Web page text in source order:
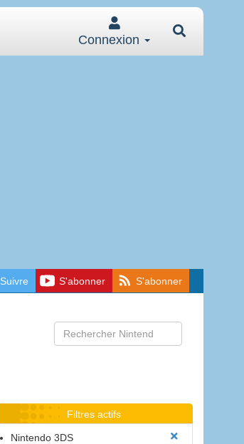
Connexion
Suivre S'abonner S'abonner
Filtres actifs
Nintendo 3DS